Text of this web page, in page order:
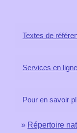
Textes de
Services en
Pour en savoir
Répertoire